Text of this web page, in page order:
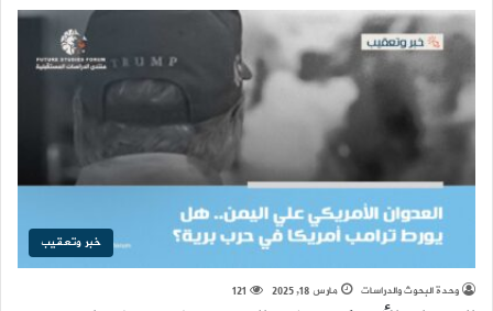
خبر وتعقيب
وحدة البحوث والدراسات مارس 18, 2025 121